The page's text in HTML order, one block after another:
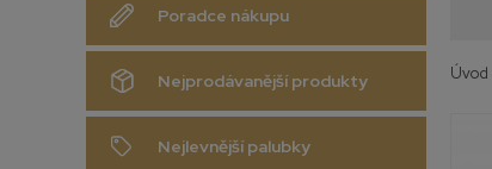
Poradce nákupu
Nejprodávanější produkty
Nejlevnější palubky
Úvod